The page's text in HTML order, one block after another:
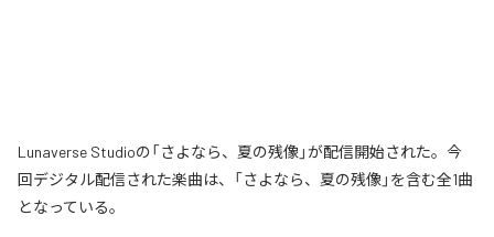
Lunaverse Studioの「さよなら、夏の残像」が配信開始された。今
回デジタル配信された楽曲は、「さよなら、夏の残像」を含む全1曲
となっている。